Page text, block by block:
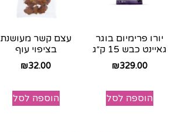
יורו פרימיום בוגר
גאיינט כבש 15 ק״ג
₪329.00
הוספה לסל
עצם קשר מעושנת
בציפוי עוף
₪32.00
הוספה לסל